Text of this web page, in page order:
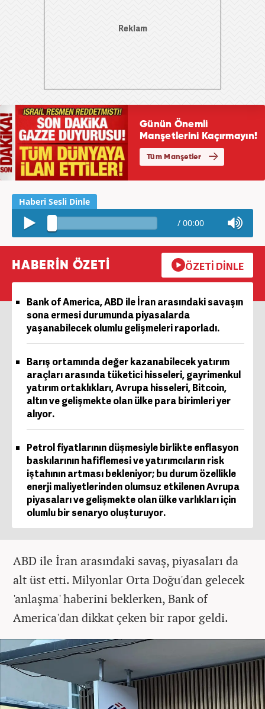
/ 00:00
HABERİN ÖZETİ ÖZETİ DİNLE
Bank of America, ABD ile İran arasındaki savaşın
sona ermesi durumunda piyasalarda
yaşanabilecek olumlu gelişmeleri raporladı.
Barış ortamında değer kazanabilecek yatırım
araçları arasında tüketici hisseleri, gayrimenkul
yatırım ortaklıkları, Avrupa hisseleri, Bitcoin,
altın ve gelişmekte olan ülke para birimleri yer
alıyor.
Petrol fiyatlarının düşmesiyle birlikte enflasyon
baskılarının hafiflemesi ve yatırımcıların risk
iştahının artması bekleniyor; bu durum özellikle
enerji maliyetlerinden olumsuz etkilenen Avrupa
piyasaları ve gelişmekte olan ülke varlıkları için
olumlu bir senaryo oluşturuyor.
ABD ile İran arasındaki savaş, piyasaları da
alt üst etti. Milyonlar Orta Doğu'dan gelecek
'anlaşma' haberini beklerken, Bank of
America'dan dikkat çeken bir rapor geldi.